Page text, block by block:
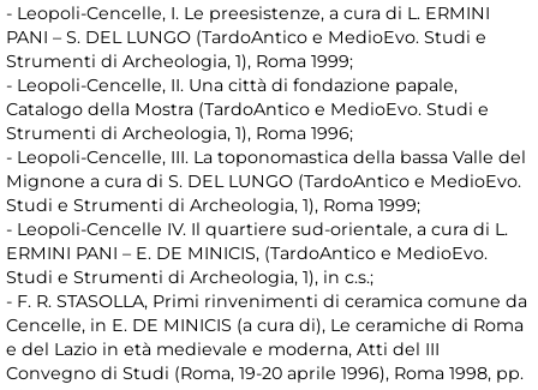
- Leopoli-Cencelle, I. Le preesistenze, a cura di L. ERMINI
PANI – S. DEL LUNGO (TardoAntico e MedioEvo. Studi e
Strumenti di Archeologia, 1), Roma 1999;
- Leopoli-Cencelle, II. Una città di fondazione papale,
Catalogo della Mostra (TardoAntico e MedioEvo. Studi e
Strumenti di Archeologia, 1), Roma 1996;
- Leopoli-Cencelle, III. La toponomastica della bassa Valle del
Mignone a cura di S. DEL LUNGO (TardoAntico e MedioEvo.
Studi e Strumenti di Archeologia, 1), Roma 1999;
- Leopoli-Cencelle IV. Il quartiere sud-orientale, a cura di L.
ERMINI PANI – E. DE MINICIS, (TardoAntico e MedioEvo.
Studi e Strumenti di Archeologia, 1), in c.s.;
- F. R. STASOLLA, Primi rinvenimenti di ceramica comune da
Cencelle, in E. DE MINICIS (a cura di), Le ceramiche di Roma
e del Lazio in età medievale e moderna, Atti del III
Convegno di Studi (Roma, 19-20 aprile 1996), Roma 1998, pp.